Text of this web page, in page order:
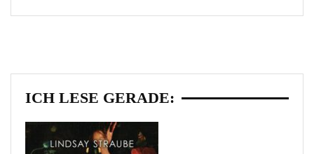
ICH LESE GERADE: